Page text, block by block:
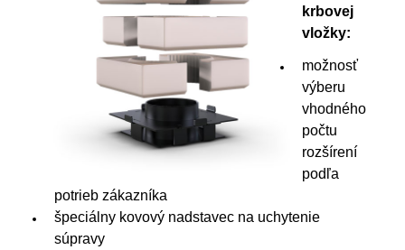
krbovej
vložky:
možnosť
výberu
vhodného
počtu
rozšírení
podľa
potrieb zákazníka
špeciálny kovový nadstavec na uchytenie
súpravy